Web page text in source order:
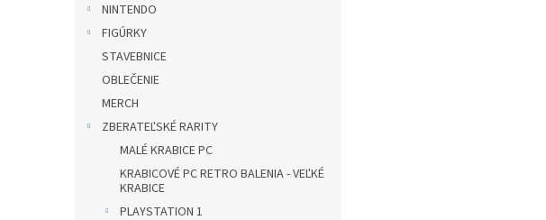
NINTENDO
FIGÚRKY
STAVEBNICE
OBLEČENIE
MERCH
ZBERATEĽSKÉ RARITY
MALÉ KRABICE PC
KRABICOVÉ PC RETRO BALENIA - VEĽKÉ
KRABICE
PLAYSTATION 1